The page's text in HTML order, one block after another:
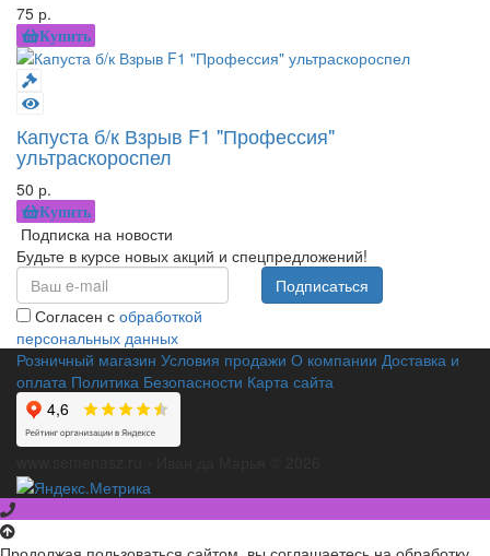
75 р.
Купить
Капуста б/к Взрыв F1 "Профессия"
ультраскороспел
50 р.
Купить
Подписка на новости
Будьте в курсе новых акций и спецпредложений!
Согласен с обработкой
персональных данных
Подписаться
Розничный магазин Условия продажи О компании Доставка и
оплата Политика Безопасности Карта сайта